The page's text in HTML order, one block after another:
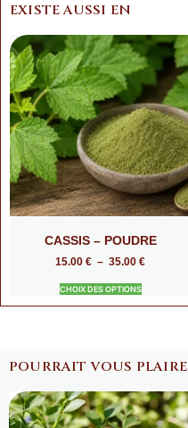
EXISTE AUSSI EN
CASSIS – POUDRE
15.00 € – 35.00 €
CHOIX DES OPTIONS
POURRAIT VOUS PLAIRE